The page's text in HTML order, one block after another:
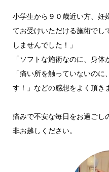
小学生から９０歳近い方、妊
てお受けいただける施術でし
しませんでした！」
「ソフトな施術なのに、身体
「痛い所を触っていないの
す！」などの感想をよく頂き
痛みで不安な毎日をお過ごし
非お越しください。